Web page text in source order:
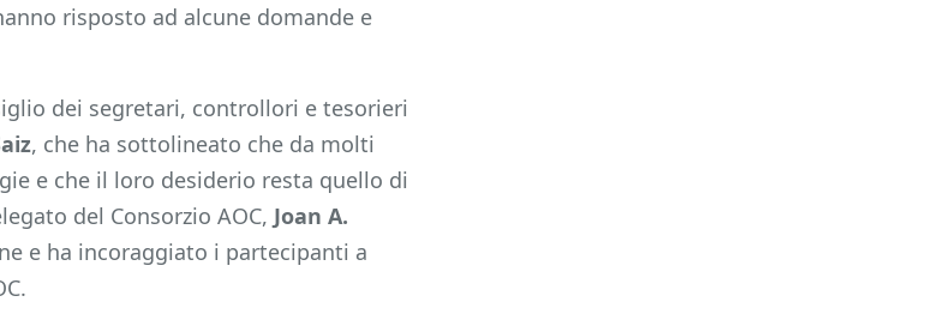
risposto ad alcune domande e
dei segretari, controllori e tesorieri
, che ha sottolineato che da molti
e che il loro desiderio resta quello di
del Consorzio AOC, Joan A.
e ha incoraggiato i partecipanti a